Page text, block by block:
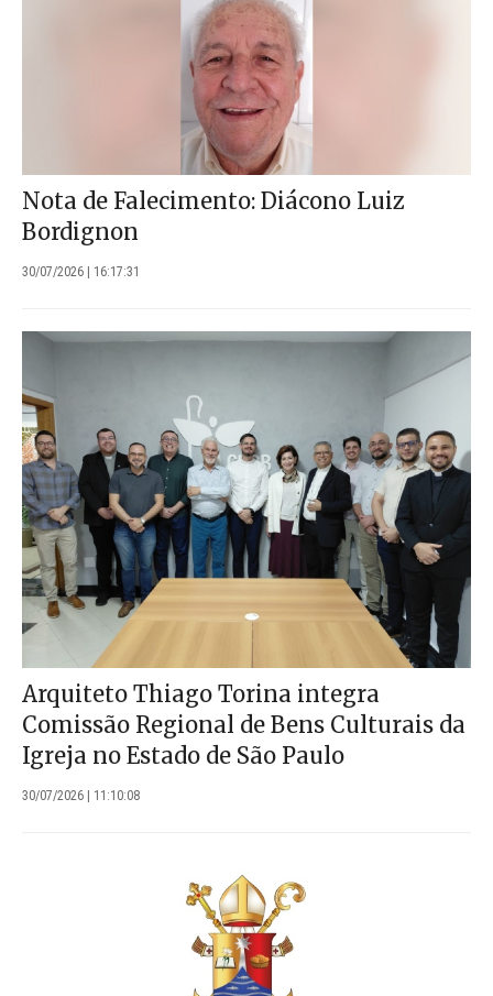
Nota de Falecimento: Diácono Luiz
Bordignon
30/07/2026 | 16:17:31
Arquiteto Thiago Torina integra
Comissão Regional de Bens Culturais da
Igreja no Estado de São Paulo
30/07/2026 | 11:10:08